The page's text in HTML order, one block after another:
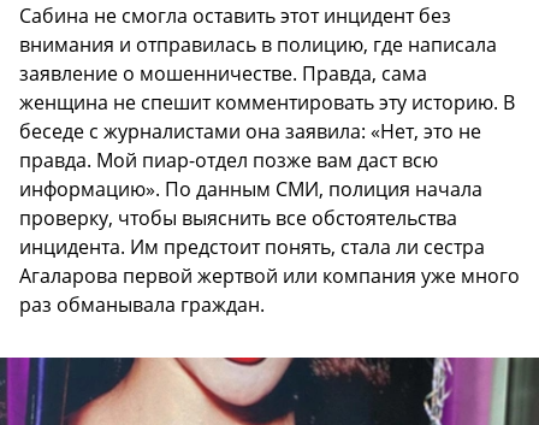
Сабина не смогла оставить этот инцидент без
внимания и отправилась в полицию, где написала
заявление о мошенничестве. Правда, сама
женщина не спешит комментировать эту историю. В
беседе с журналистами она заявила: «Нет, это не
правда. Мой пиар-отдел позже вам даст всю
информацию». По данным СМИ, полиция начала
проверку, чтобы выяснить все обстоятельства
инцидента. Им предстоит понять, стала ли сестра
Агаларова первой жертвой или компания уже много
раз обманывала граждан.